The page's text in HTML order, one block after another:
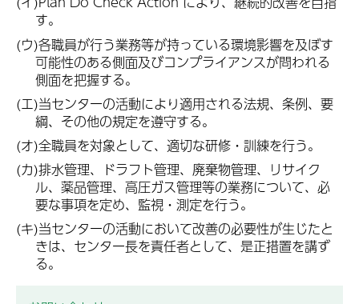
す。
(ウ)各職員が行う業務等が持っている環境影響を及ぼす
可能性のある側面及びコンプライアンスが問われる
側面を把握する。
(エ)当センターの活動により適用される法規、条例、要
綱、その他の規定を遵守する。
(オ)全職員を対象として、適切な研修・訓練を行う。
(カ)排水管理、ドラフト管理、廃棄物管理、リサイク
ル、薬品管理、高圧ガス管理等の業務について、必
要な事項を定め、監視・測定を行う。
(キ)当センターの活動において改善の必要性が生じたと
きは、センター長を責任者として、是正措置を講ず
る。